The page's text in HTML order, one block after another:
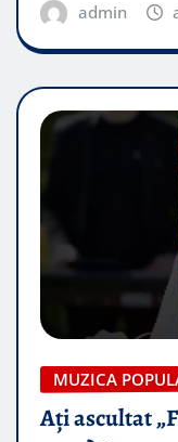
admin
MUZICA
Ați ascultat